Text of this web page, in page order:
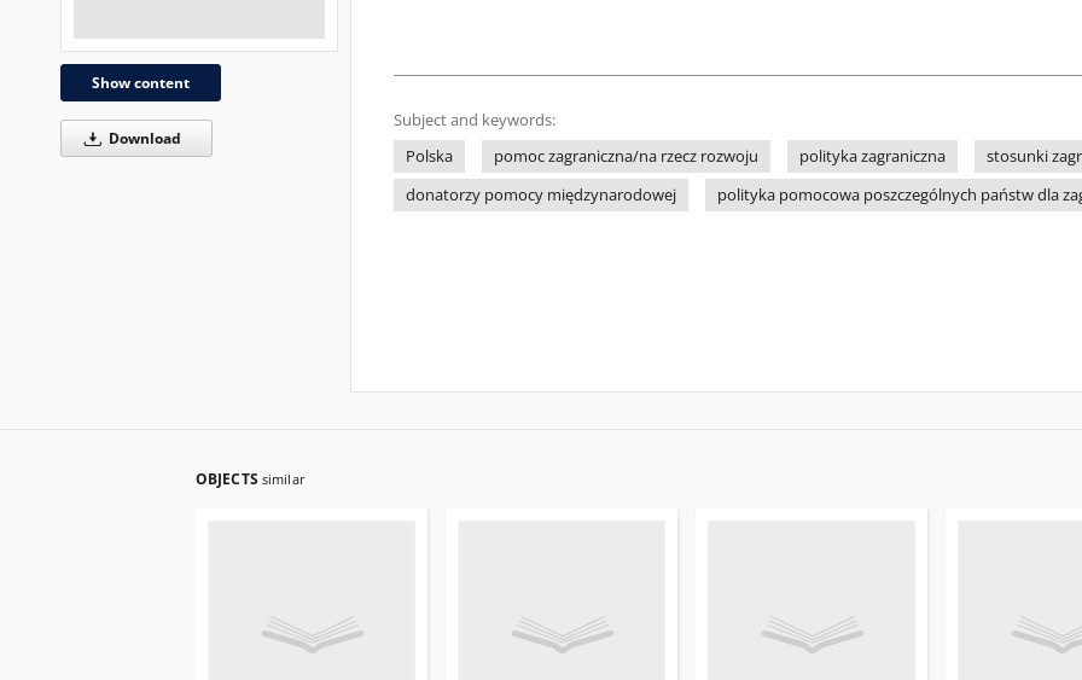
Show content
Download
Subject and keywords:
Polska
pomoc zagraniczna/na rzecz rozwoju polityka zagraniczna stosunki
donatorzy pomocy międzynarodowej
polityka pomocowa poszczególnych państw dla
OBJECTS similar